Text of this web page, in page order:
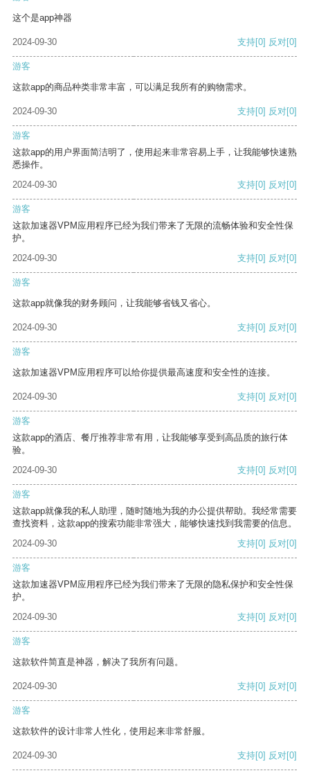
这个是app神器
2024-09-30 支持[0] 反对[0]
游客
这款app的商品种类非常丰富，可以满足我所有的购物需求。
2024-09-30 支持[0] 反对[0]
游客
这款app的用户界面简洁明了，使用起来非常容易上手，让我能够快速熟
悉操作。
2024-09-30
支持[0] 反对[0]
游客
这款加速器VPM应用程序已经为我们带来了无限的流畅体验和安全性保
护。
2024-09-30
支持[0] 反对[0]
游客
这款app就像我的财务顾问，让我能够省钱又省心。
2024-09-30 支持[0] 反对[0]
游客
这款加速器VPM应用程序可以给你提供最高速度和安全性的连接。
2024-09-30 支持[0] 反对[0]
游客
这款app的酒店、餐厅推荐非常有用，让我能够享受到高品质的旅行体
验。
2024-09-30
支持[0] 反对[0]
游客
这款app就像我的私人助理，随时随地为我的办公提供帮助。我经常需要
查找资料，这款app的搜索功能非常强大，能够快速找到我需要的信息。
2024-09-30
支持[0] 反对[0]
游客
这款加速器VPM应用程序已经为我们带来了无限的隐私保护和安全性保
护。
2024-09-30
支持[0] 反对[0]
游客
这款软件简直是神器，解决了我所有问题。
2024-09-30 支持[0] 反对[0]
游客
这款软件的设计非常人性化，使用起来非常舒服。
2024-09-30 支持[0] 反对[0]